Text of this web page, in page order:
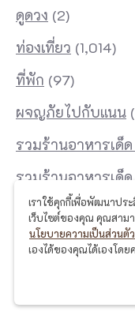
ดูดวง (2)
ท่องเที่ยว (1,014)
ที่พัก (97)
ผจญภัยไปกับแนน
รวมร้านอาหารเด็
รวมร้านอาหารเด็
ไลฟ์สไตล์(49)
เราใช้คุกกี้เพื่อพัฒนาปร
เว็บไซต์ของคุณ คุณสาม
นโยบายความเป็นส่วนตัว
เองได้ของคุณได้เองโดย